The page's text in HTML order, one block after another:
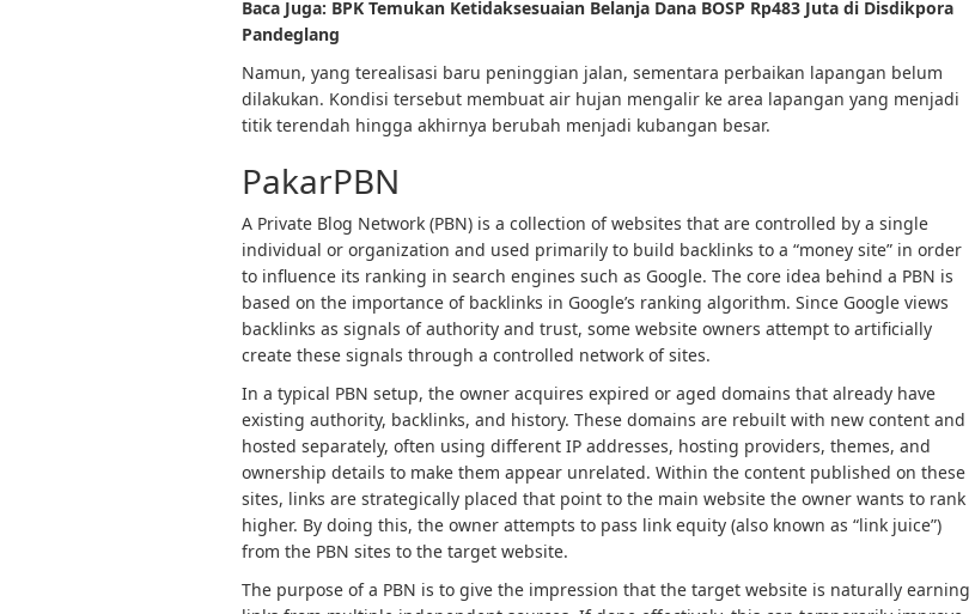
Baca Juga: BPK Temukan Ketidaksesuaian Belanja Dana BOSP Rp483 Juta di Disdikpora
Pandeglang
Namun, yang terealisasi baru peninggian jalan, sementara perbaikan lapangan belum
dilakukan. Kondisi tersebut membuat air hujan mengalir ke area lapangan yang menjadi
titik terendah hingga akhirnya berubah menjadi kubangan besar.
PakarPBN
A Private Blog Network (PBN) is a collection of websites that are controlled by a single
individual or organization and used primarily to build backlinks to a “money site” in order
to influence its ranking in search engines such as Google. The core idea behind a PBN is
based on the importance of backlinks in Google’s ranking algorithm. Since Google views
backlinks as signals of authority and trust, some website owners attempt to artificially
create these signals through a controlled network of sites.
In a typical PBN setup, the owner acquires expired or aged domains that already have
existing authority, backlinks, and history. These domains are rebuilt with new content and
hosted separately, often using different IP addresses, hosting providers, themes, and
ownership details to make them appear unrelated. Within the content published on these
sites, links are strategically placed that point to the main website the owner wants to rank
higher. By doing this, the owner attempts to pass link equity (also known as “link juice”)
from the PBN sites to the target website.
The purpose of a PBN is to give the impression that the target website is naturally earning